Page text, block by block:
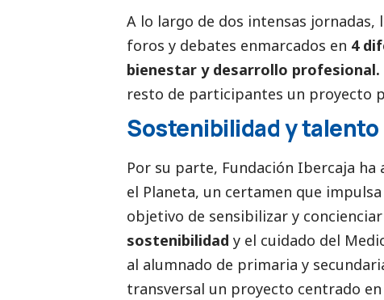
A lo largo de dos intensas
foros y debates enmarcados en 4
bienestar y desarrollo profesional.
resto de participantes un proyecto
Sostenibilidad y talento
Por su parte, Fundación Ibercaja ha
el Planeta, un certamen que
objetivo de sensibilizar y
sostenibilidad y el cuidado del
al alumnado de primaria y
transversal un proyecto centrado